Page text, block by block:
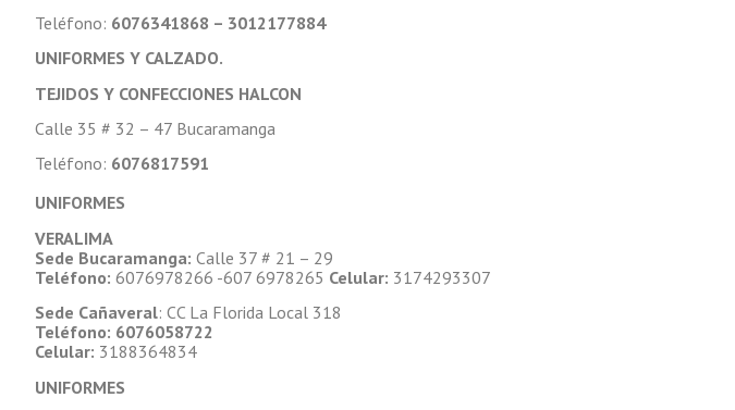
Teléfono: 6076341868 – 3012177884
UNIFORMES Y CALZADO.
TEJIDOS Y CONFECCIONES HALCON
Calle 35 # 32 – 47 Bucaramanga
Teléfono: 6076817591
UNIFORMES
VERALIMA
Sede Bucaramanga: Calle 37 # 21 – 29
Teléfono: 6076978266 -607 6978265 Celular: 3174293307
Sede Cañaveral: CC La Florida Local 318
Teléfono: 6076058722
Celular: 3188364834
UNIFORMES